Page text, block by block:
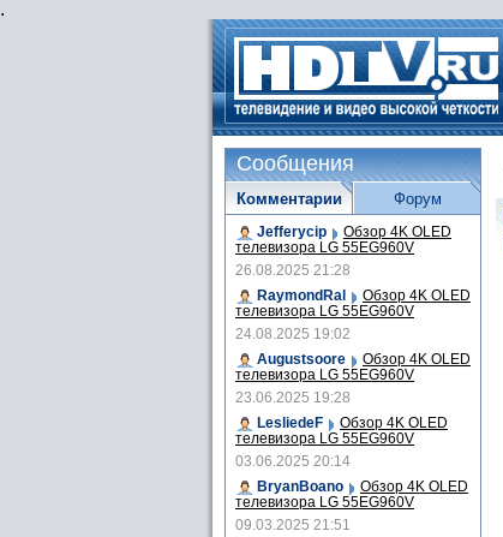
.
Сообщения
Комментарии
Jefferycip Обзор 4K OLED
телевизора LG 55EG960V
26.08.2025 21:28
RaymondRal
Обзор 4K OLED
телевизора LG 55EG960V
24.08.2025 19:02
Augustsoore
Обзор 4K OLED
телевизора LG 55EG960V
23.06.2025 19:28
LesliedeF
Обзор 4K OLED
телевизора LG 55EG960V
03.06.2025 20:14
BryanBoano
Обзор 4K OLED
телевизора LG 55EG960V
09.03.2025 21:51
Форум